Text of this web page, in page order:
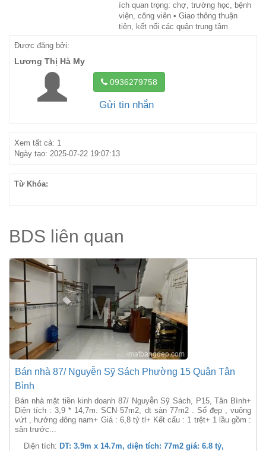
ích quan trọng: chợ, trường học, bệnh
viện, công viên • Giao thông thuận
tiện, kết nối các quận trung tâm
Được đăng bởi:
Lương Thị Hà My
0936279758
Gửi tin nhắn
Xem tất cả: 1
Ngày tạo: 2025-07-22 19:07:13
Từ Khóa:
BDS liên quan
Bán nhà 87/ Nguyễn Sỹ Sách Phường 15 Quận Tân
Bình
Bán nhà mặt tiền kinh doanh 87/ Nguyễn Sỹ Sách, P15, Tân Bình+
Diện tích : 3,9 * 14,7m. SCN 57m2, dt sàn 77m2 . Sổ đẹp , vuông
vứt , hướng đông nam+ Giá : 6,8 tỷ tl+ Kết cấu : 1 trệt+ 1 lầu gồm :
sân trước...
Diện tích: DT: 3.9m x 14.7m, diện tích: 77m2 giá: 6.8 tỷ,